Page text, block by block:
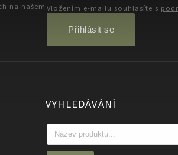
na našem Vložením e-mailu souhlasíte s
Přihlásit se
VYHLEDÁVÁNÍ